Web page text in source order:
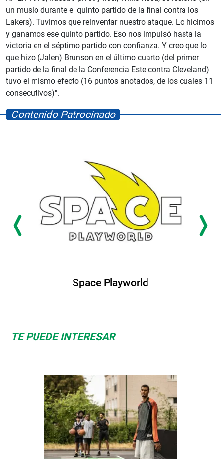
un muslo durante el quinto partido de la final contra los
Lakers). Tuvimos que reinventar nuestro ataque. Lo hicimos
y ganamos ese quinto partido. Eso nos impulsó hasta la
victoria en el séptimo partido con confianza. Y creo que lo
que hizo (Jalen) Brunson en el último cuarto (del primer
partido de la final de la Conferencia Este contra Cleveland)
tuvo el mismo efecto (16 puntos anotados, de los cuales 11
consecutivos)".
Contenido Patrocinado
Space Playworld
TE PUEDE INTERESAR